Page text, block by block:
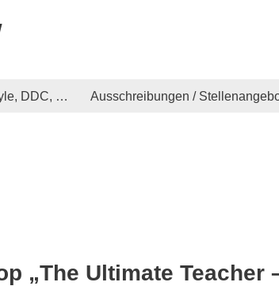
DDC, … Ausschreibungen /
„The Ultimate Teacher